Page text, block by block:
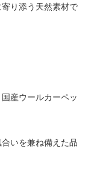
り添う天然素材で
産ウールカーペッ
いを兼ね備えた品